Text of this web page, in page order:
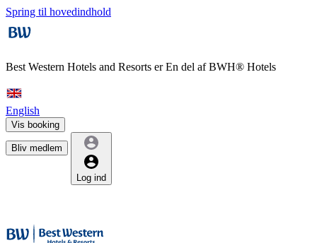
Spring til hovedindhold
Best Western Hotels and Resorts erEn del af BWH® Hotels
English
Vis booking
Bliv medlem
Log ind